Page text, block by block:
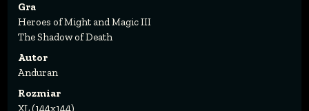
Gra
Heroes of Might and Magic III
The Shadow of Death
Autor
Anduran
Rozmiar
XL (144x144)